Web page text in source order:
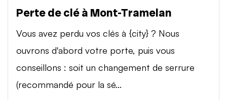
Perte de clé à Mont-Tramelan
Vous avez perdu vos clés à {city} ? Nous
ouvrons d'abord votre porte, puis vous
conseillons : soit un changement de serrure
(recommandé pour la sé...